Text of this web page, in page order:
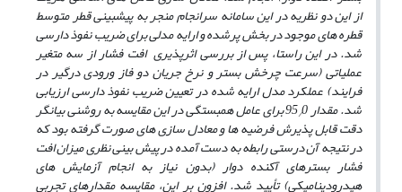
ازاین دو نظریه در این سامانه سرانجام منجر به پیش­بینی قطر متوسط
قطره­ های موجود در بخش پرشده و ارایه مدلی برای ضریب نفوذ دارسی
شد. در این راستا، پس از بررسی اثرپذیری افت فشار از سه متغیر
عملیاتی (سرعت چرخش بستر و نرخ جریان دو فاز ورودی درگیر در
فرایند) عملکرد مدل­ ارایه شده در تعیین ضریب نفوذ دارسی ارزیابی
شد. مقدار 95 / 0 برای عامل همبستگی در این مقایسه به روشنی بیانگر
دقت قابل پذیرش فرضیه ­ها و معادل ­سازی ­های صورت گرفته بود که
در نتیجه آن درستی رابطه به­ دست آمده در پیش­ بینی نظری میزان افت
فشار بسترهای آکنده دوار (بدون نیاز به انجام آزمایش ­های
هیدرودینامیکی) تأیید شد. افزون بر این، مقایسه مقدارهای تجربی